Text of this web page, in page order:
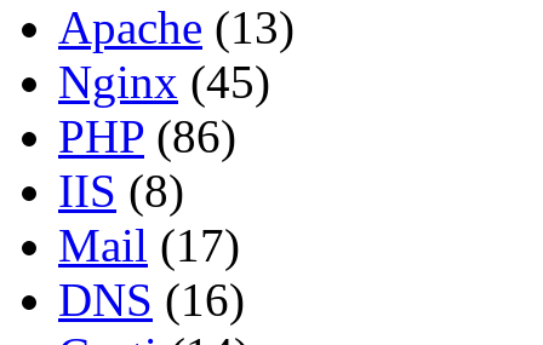
Apache (13)
Nginx (45)
PHP (86)
IIS (8)
Mail (17)
DNS (16)